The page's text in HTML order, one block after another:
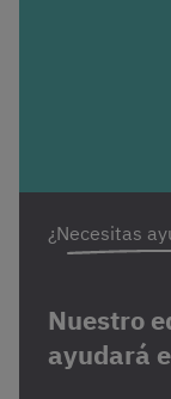
¿Necesitas
Nuestro
ayudará